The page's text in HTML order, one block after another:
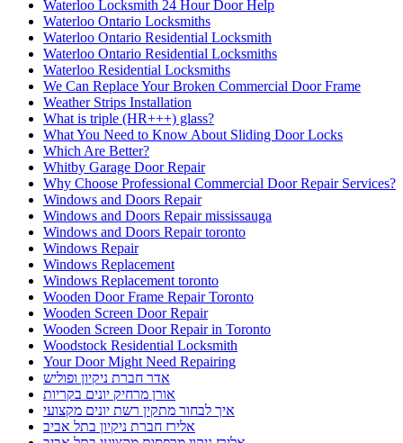
Waterloo Locksmith 24 Hour Door Help
Waterloo Ontario Locksmiths
Waterloo Ontario Residential Locksmith
Waterloo Ontario Residential Locksmiths
Waterloo Residential Locksmiths
We Can Replace Your Broken Commercial Door Frame
Weather Strips Installation
What is triple (HR+++) glass?
What You Need to Know About Sliding Door Locks
Which Are Better?
Whitby Garage Door Repair
Why Choose Professional Commercial Door Repair Services?
Windows and Doors Repair
Windows and Doors Repair mississauga
Windows and Doors Repair toronto
Windows Repair
Windows Replacement
Windows Replacement toronto
Wooden Door Frame Repair Toronto
Wooden Screen Door Repair
Wooden Screen Door Repair in Toronto
Woodstock Residential Locksmith
Your Door Might Need Repairing
אדר חברת ניקיון ופוליש
אורן מרחיק יונים בקריות
איך לבחור מתקין רשת יונים מקצועי
אלירז חברת ניקיון בתל אביב